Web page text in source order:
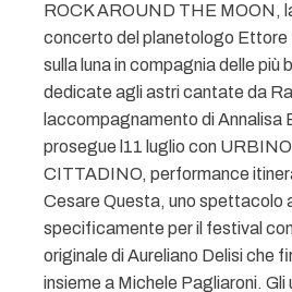
ROCK AROUND THE MOON,
concerto del planetologo Ettore
sulla luna in compagnia delle più
dedicate agli astri cantate da
laccompagnamento di
prosegue l11 luglio con
CITTADINO, performance
Cesare Questa, uno spettacolo
specificamente per il festival
originale di Aureliano Delisi che
insieme a Michele Pagliaroni. Gli